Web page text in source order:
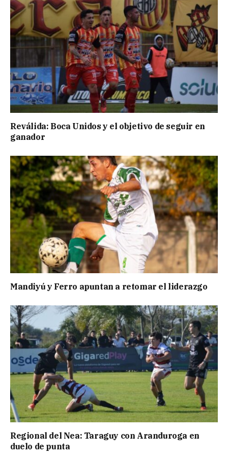
Reválida: Boca Unidos y el objetivo de seguir en
ganador
Mandiyú y Ferro apuntan a retomar el liderazgo
Regional del Nea: Taraguy con Aranduroga en
duelo de punta